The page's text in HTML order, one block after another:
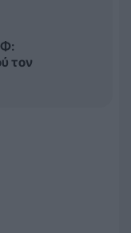
τον